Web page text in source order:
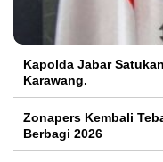
Kapolda Jabar
Karawang.
Zonapers Kembali
Berbagi 2026